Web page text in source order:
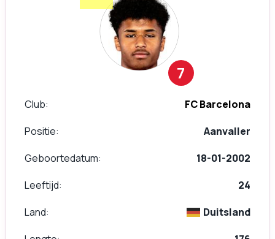
7
Club
FC Barcelona
Positie
Aanvaller
Geboortedatum
18-01-2002
Leeftijd
24
Land
Duitsland